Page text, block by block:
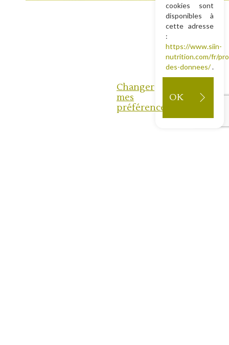
cookies sont
disponibles à
cette adresse
:
https://www.siin-
nutrition.com/fr/
des-donnees/.
OK
Changer
mes
préférences